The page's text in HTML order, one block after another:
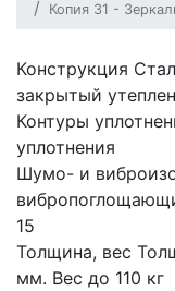
Копия 31 -
Конструкция
закрытый
Контуры
уплотнения
Шумо- и
15
Толщина, вес
мм. Вес до 110 кг